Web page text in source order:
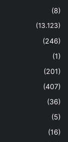
(8)
(13.123)
(246)
(1)
(201)
(407)
(36)
(5)
(16)